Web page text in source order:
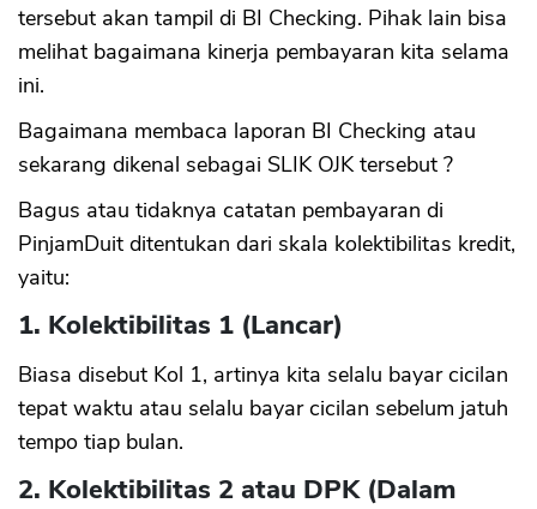
tersebut akan tampil di BI Checking. Pihak lain bisa
melihat bagaimana kinerja pembayaran kita selama
ini.
Bagaimana membaca laporan BI Checking atau
sekarang dikenal sebagai SLIK OJK tersebut ?
Bagus atau tidaknya catatan pembayaran di
PinjamDuit ditentukan dari skala kolektibilitas kredit,
yaitu:
1. Kolektibilitas 1 (Lancar)
Biasa disebut Kol 1, artinya kita selalu bayar cicilan
tepat waktu atau selalu bayar cicilan sebelum jatuh
tempo tiap bulan.
2. Kolektibilitas 2 atau DPK (Dalam